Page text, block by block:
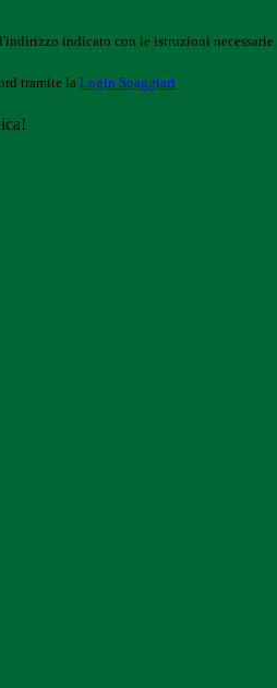
indicato con le istruzioni necessarie.
tramite la Login Spaggiari